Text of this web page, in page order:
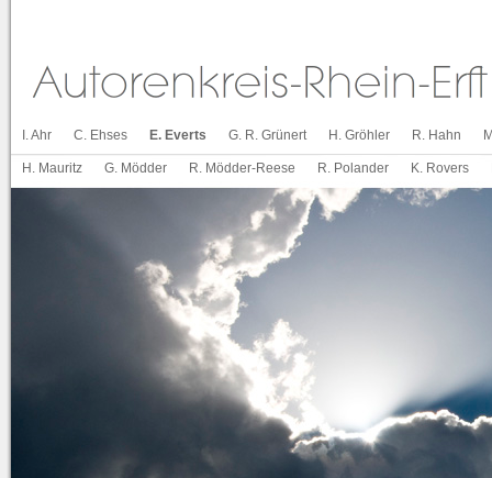
I. Ahr C. Ehses E. Everts G. R. Grünert H. Gröhler R. Hahn
H. Mauritz G. Mödder R. Mödder-Reese R. Polander K. Rovers